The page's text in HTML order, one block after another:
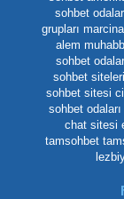
sohbet
grupları
alem
sohbet
sohbet siteleri
sohbet sitesi
sohbet odaları
chat sitesi
tamsohbet